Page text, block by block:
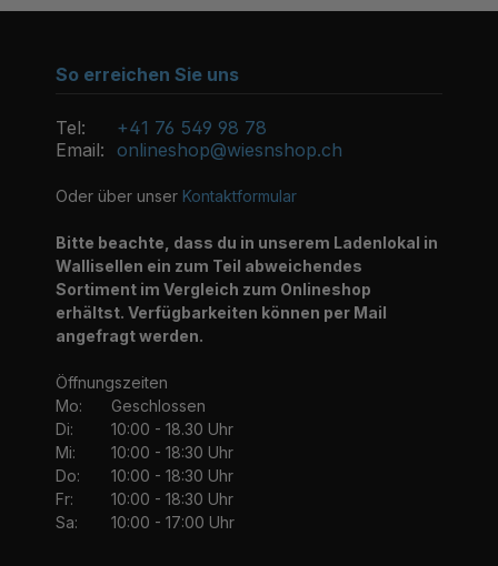
So erreichen Sie uns
Tel:
+41 76 549 98 78
Email: onlineshop@wiesnshop.ch
Oder über unser Kontaktformular
Bitte beachte, dass du in unserem Ladenlokal in
Wallisellen ein zum Teil abweichendes
Sortiment im Vergleich zum Onlineshop
erhältst. Verfügbarkeiten können per Mail
angefragt werden.
Öffnungszeiten
Mo:
Geschlossen
Di:
10:00 - 18.30 Uhr
Mi:
10:00 - 18:30 Uhr
Do:
10:00 - 18:30 Uhr
Fr:
10:00 - 18:30 Uhr
Sa:
10:00 - 17:00 Uhr